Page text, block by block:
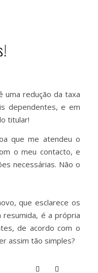
uma redução da taxa
dependentes, e em
titular!
que me atendeu o
o meu contacto, e
necessárias. Não o
que esclarece os
resumida, é a própria
de acordo com o
assim tão simples?